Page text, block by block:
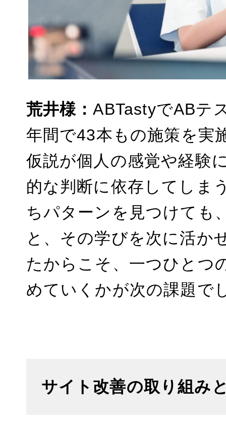
荒井様：ABTastyでABテ
年間で43本もの施策を実
仮説が個人の感覚や経験
的な判断に依存してしま
ちパターンを見つけても
と、その学びを次に活か
たからこそ、一つひとつ
めていくかが次の課題で
サイト改善の取り組み